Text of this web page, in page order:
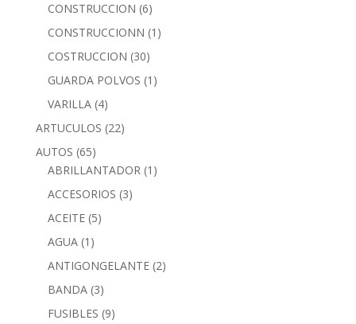
CONSTRUCCION (6)
CONSTRUCCIONN (1)
COSTRUCCION (30)
GUARDA POLVOS (1)
VARILLA (4)
ARTUCULOS (22)
AUTOS (65)
ABRILLANTADOR (1)
ACCESORIOS (3)
ACEITE (5)
AGUA (1)
ANTIGONGELANTE (2)
BANDA (3)
FUSIBLES (9)